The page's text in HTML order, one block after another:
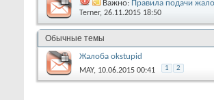
Важно: Правила подачи
Terner, 26.11.2015 18:50
Обычные темы
Жалоба okstupid
MAY, 10.06.2015 00:41 1 2